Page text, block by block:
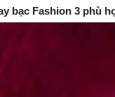
bạc Fashion 3 phù